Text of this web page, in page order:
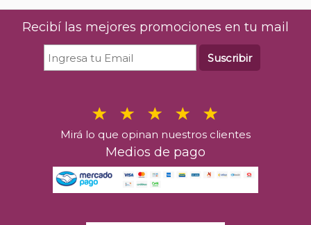
Recibí las mejores promociones en tu mail
Suscribir
Mirá lo que opinan nuestros clientes
Medios de pago